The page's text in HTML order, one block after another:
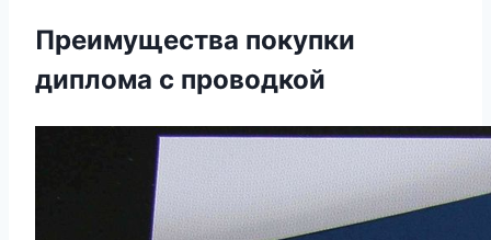
Преимущества покупки
диплома с проводкой